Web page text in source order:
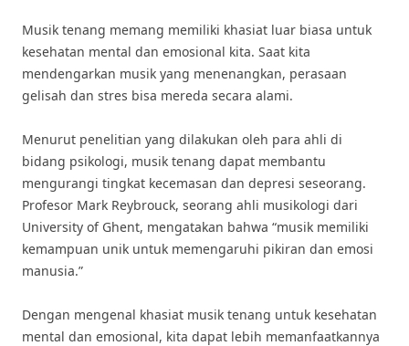
Musik tenang memang memiliki khasiat luar biasa untuk
kesehatan mental dan emosional kita. Saat kita
mendengarkan musik yang menenangkan, perasaan
gelisah dan stres bisa mereda secara alami.
Menurut penelitian yang dilakukan oleh para ahli di
bidang psikologi, musik tenang dapat membantu
mengurangi tingkat kecemasan dan depresi seseorang.
Profesor Mark Reybrouck, seorang ahli musikologi dari
University of Ghent, mengatakan bahwa “musik memiliki
kemampuan unik untuk memengaruhi pikiran dan emosi
manusia.”
Dengan mengenal khasiat musik tenang untuk kesehatan
mental dan emosional, kita dapat lebih memanfaatkannya